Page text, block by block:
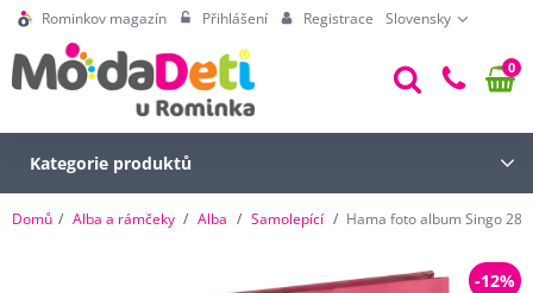
Rominkov magazín Přihlášení Registrace Slovensky
0
Kategorie produktů
Domů Alba a rámčeky Alba Samolepící Hama foto album Singo
-12%